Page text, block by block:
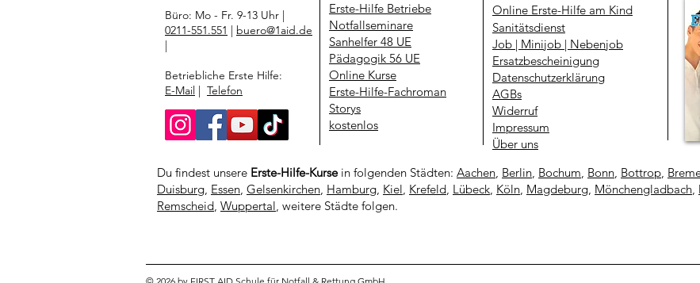
Büro: Mo - Fr. 9-13 Uhr |
0211-551.551 | buero@1aid.de
|
Betriebliche Erste Hilfe:
E-Mail | Telefon
Erste-Hilfe Betriebe
Notfallseminare
Sanhelfer 48 UE
Pädagogik 56 UE
Online Kurse
Erste-Hilfe-Fachroman
Storys
kostenlos
Online Erste-Hilfe am Kind
Sanitätsdienst
Job | Minijob | Nebenjob
Ersatzbescheinigung
Datenschutzerklärung
AGBs
Widerruf
Impressum
Über uns
Du findest unsere Erste-Hilfe-Kursein folgenden Städten: Aachen, Berlin, Bochum, Bonn, Bottrop,
Duisburg, Essen, Gelsenkirchen, Hamburg, Kiel, Krefeld, Lübeck, Köln, Magdeburg, Mönchengladbach,
Remscheid, Wuppertal, weitere Städte folgen.